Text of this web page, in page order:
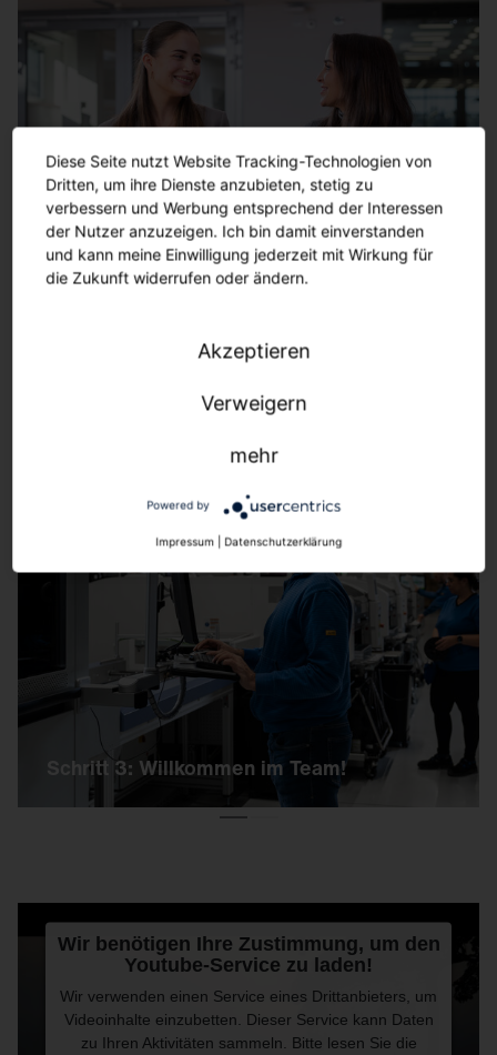
Schritt 2: Meet the Team
Wenn Du möchtest, kannst Du auch schon einen
Teil Deines zukünftigen Teams kennenlernen,
unsere Unternehmenskultur spüren und all Deine
Fragen loswerden.
Schritt 3: Willkommen im Team!
Schritt 3: Willkommen im Team!
Sind alle Gespräche erfolgreich verlaufen und
die Details der Vertragsgestaltung besprochen,
heißt es:
Welcome to SITECO!
Wir benötigen Ihre Zustimmung, um den
Youtube-Service zu laden!
Wir verwenden einen Service eines Drittanbieters, um
Videoinhalte einzubetten. Dieser Service kann Daten
zu Ihren Aktivitäten sammeln. Bitte lesen Sie die
Diese Seite nutzt Website Tracking-Technologien von
Dritten, um ihre Dienste anzubieten, stetig zu
verbessern und Werbung entsprechend der Interessen
der Nutzer anzuzeigen. Ich bin damit einverstanden
und kann meine Einwilligung jederzeit mit Wirkung für
die Zukunft widerrufen oder ändern.
Akzeptieren
Verweigern
mehr
Powered by
Impressum | Datenschutzerklärung